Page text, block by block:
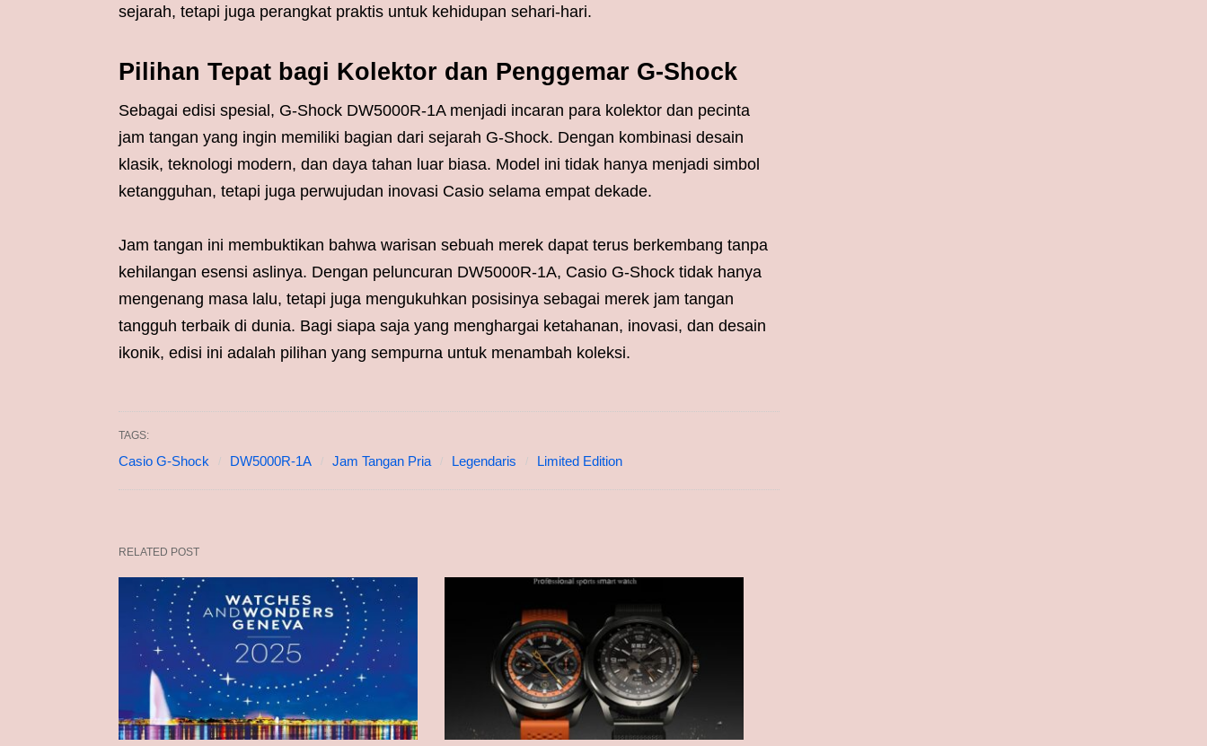
sejarah, tetapi juga perangkat praktis untuk kehidupan sehari-hari.
Pilihan Tepat bagi Kolektor dan Penggemar G-Shock
Sebagai edisi spesial, G-Shock DW5000R-1A menjadi incaran para kolektor dan pecinta
jam tangan yang ingin memiliki bagian dari sejarah G-Shock. Dengan kombinasi desain
klasik, teknologi modern, dan daya tahan luar biasa. Model ini tidak hanya menjadi simbol
ketangguhan, tetapi juga perwujudan inovasi Casio selama empat dekade.
Jam tangan ini membuktikan bahwa warisan sebuah merek dapat terus berkembang tanpa
kehilangan esensi aslinya. Dengan peluncuran DW5000R-1A, Casio G-Shock tidak hanya
mengenang masa lalu, tetapi juga mengukuhkan posisinya sebagai merek jam tangan
tangguh terbaik di dunia. Bagi siapa saja yang menghargai ketahanan, inovasi, dan desain
ikonik, edisi ini adalah pilihan yang sempurna untuk menambah koleksi.
TAGS:
Casio G-Shock DW5000R-1A Jam Tangan Pria Legendaris Limited Edition
RELATED POST